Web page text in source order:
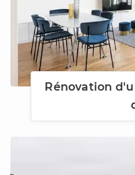
Rénovation